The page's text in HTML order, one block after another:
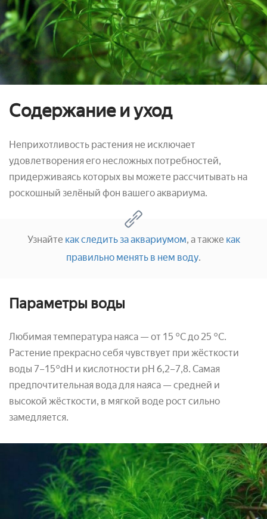
Содержание и уход
Неприхотливость растения не исключает
удовлетворения его несложных потребностей,
придерживаясь которых вы можете рассчитывать на
роскошный зелёный фон вашего аквариума.
Узнайте как следить за аквариумом, а также как
правильно менять в нем воду.
Параметры воды
Любимая температура наяса — от 15 °С до 25 °С.
Растение прекрасно себя чувствует при жёсткости
воды 7–15°dH и кислотности pH 6,2–7,8. Самая
предпочтительная вода для наяса — средней и
высокой жёсткости, в мягкой воде рост сильно
замедляется.